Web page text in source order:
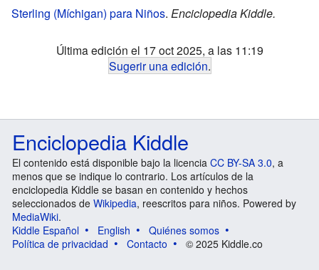
Sterling (Míchigan) para Niños. Enciclopedia Kiddle.
Última edición el 17 oct 2025, a las 11:19
Sugerir una edición.
Enciclopedia Kiddle
El contenido está disponible bajo la licencia CC BY-SA 3.0, a
menos que se indique lo contrario. Los artículos de la
enciclopedia Kiddle se basan en contenido y hechos
seleccionados de Wikipedia, reescritos para niños. Powered by
MediaWiki.
Kiddle Español
English
Quiénes somos
Política de privacidad
Contacto © 2025 Kiddle.co